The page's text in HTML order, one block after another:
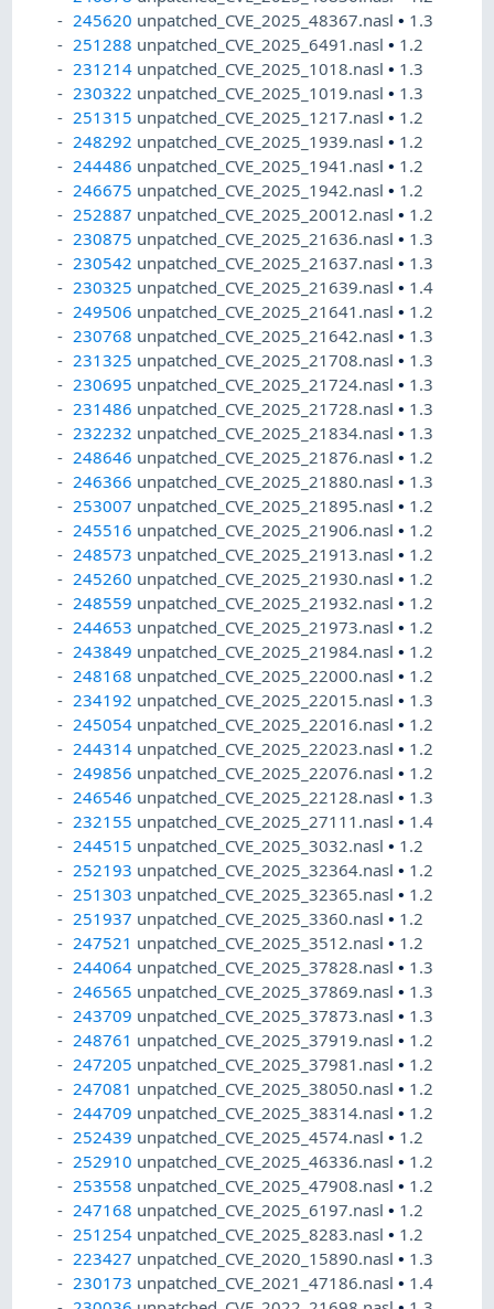
245620 unpatched_CVE_2025_48367.nasl• 1.3
251288 unpatched_CVE_2025_6491.nasl• 1.2
231214 unpatched_CVE_2025_1018.nasl• 1.3
230322 unpatched_CVE_2025_1019.nasl• 1.3
251315 unpatched_CVE_2025_1217.nasl• 1.2
248292 unpatched_CVE_2025_1939.nasl• 1.2
244486 unpatched_CVE_2025_1941.nasl• 1.2
246675 unpatched_CVE_2025_1942.nasl• 1.2
252887 unpatched_CVE_2025_20012.nasl• 1.2
230875 unpatched_CVE_2025_21636.nasl• 1.3
230542 unpatched_CVE_2025_21637.nasl• 1.3
230325 unpatched_CVE_2025_21639.nasl• 1.4
249506 unpatched_CVE_2025_21641.nasl• 1.2
230768 unpatched_CVE_2025_21642.nasl• 1.3
231325 unpatched_CVE_2025_21708.nasl• 1.3
230695 unpatched_CVE_2025_21724.nasl• 1.3
231486 unpatched_CVE_2025_21728.nasl• 1.3
232232 unpatched_CVE_2025_21834.nasl• 1.3
248646 unpatched_CVE_2025_21876.nasl• 1.2
246366 unpatched_CVE_2025_21880.nasl• 1.3
253007 unpatched_CVE_2025_21895.nasl• 1.2
245516 unpatched_CVE_2025_21906.nasl• 1.2
248573 unpatched_CVE_2025_21913.nasl• 1.2
245260 unpatched_CVE_2025_21930.nasl• 1.2
248559 unpatched_CVE_2025_21932.nasl• 1.2
244653 unpatched_CVE_2025_21973.nasl• 1.2
243849 unpatched_CVE_2025_21984.nasl• 1.2
248168 unpatched_CVE_2025_22000.nasl• 1.2
234192 unpatched_CVE_2025_22015.nasl• 1.3
245054 unpatched_CVE_2025_22016.nasl• 1.2
244314 unpatched_CVE_2025_22023.nasl• 1.2
249856 unpatched_CVE_2025_22076.nasl• 1.2
246546 unpatched_CVE_2025_22128.nasl• 1.3
232155 unpatched_CVE_2025_27111.nasl• 1.4
244515 unpatched_CVE_2025_3032.nasl• 1.2
252193 unpatched_CVE_2025_32364.nasl• 1.2
251303 unpatched_CVE_2025_32365.nasl• 1.2
251937 unpatched_CVE_2025_3360.nasl• 1.2
247521 unpatched_CVE_2025_3512.nasl• 1.2
244064 unpatched_CVE_2025_37828.nasl• 1.3
246565 unpatched_CVE_2025_37869.nasl• 1.3
243709 unpatched_CVE_2025_37873.nasl• 1.3
248761 unpatched_CVE_2025_37919.nasl• 1.2
247205 unpatched_CVE_2025_37981.nasl• 1.2
247081 unpatched_CVE_2025_38050.nasl• 1.2
244709 unpatched_CVE_2025_38314.nasl• 1.2
252439 unpatched_CVE_2025_4574.nasl• 1.2
252910 unpatched_CVE_2025_46336.nasl• 1.2
253558 unpatched_CVE_2025_47908.nasl• 1.2
247168 unpatched_CVE_2025_6197.nasl• 1.2
251254 unpatched_CVE_2025_8283.nasl• 1.2
223427 unpatched_CVE_2020_15890.nasl• 1.3
230173 unpatched_CVE_2021_47186.nasl• 1.4